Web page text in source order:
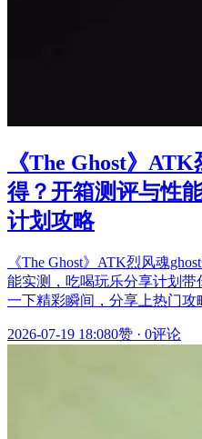
《The Ghost》
得？开箱测评与性
计划攻略
《The Ghost》ATK烈风魂
能实测，吃喝玩乐分享计划
一下精彩瞬间，分享上热门
2026-07-19 18:080赞 · 0评论